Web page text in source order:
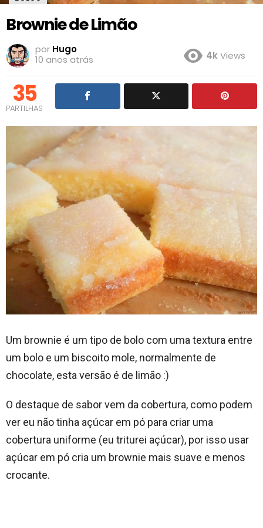
Brownie de Limão
por Hugo
10 anos atrás
4kViews
35
PARTILHAS
Um brownie é um tipo de bolo com uma textura entre
um bolo e um biscoito mole, normalmente de
chocolate, esta versão é de limão :)
O destaque de sabor vem da cobertura, como podem
ver eu não tinha açúcar em pó para criar uma
cobertura uniforme (eu triturei açúcar), por isso usar
açúcar em pó cria um brownie mais suave e menos
crocante.